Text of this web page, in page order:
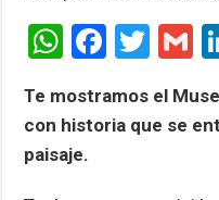
W
at
s
F
ce
b
T
tt
er
G
Te mostramos el
con historia que se
paisaje.